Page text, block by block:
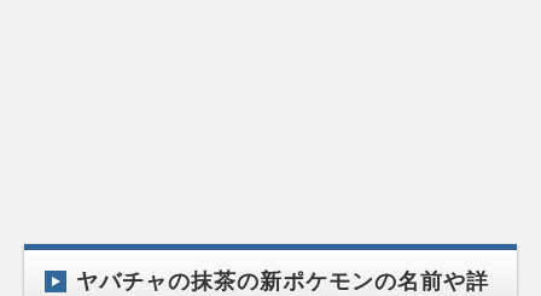
ヤバチャの抹茶の新ポケモンの名前や詳